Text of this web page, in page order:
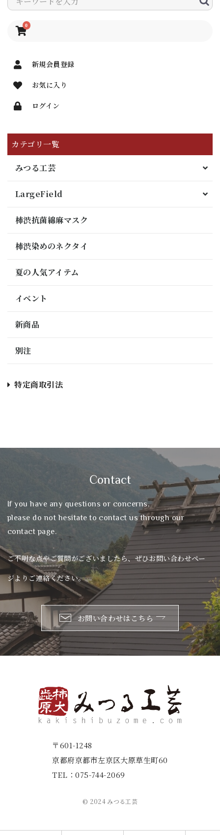
0
新規会員登録
お気に入り
ログイン
カテゴリ一覧
みつる工芸
LargeField
柿渋抗菌綿麻マスク
柿渋染めのネクタイ
夏の人気アイテム
イベント
新商品
別注
特定商取引法
Contact
If you have any questions or concerns,
please do not hesitate to contact us through our
contact page.
ご不明な点やご質問がございましたら、ぜひお問い合わせペー
ジよりご連絡ください。
お問い合わせはこちら
〒601-1248
京都府京都市左京区大原草生町60
TEL：075-744-2069
© 2024 みつる工芸